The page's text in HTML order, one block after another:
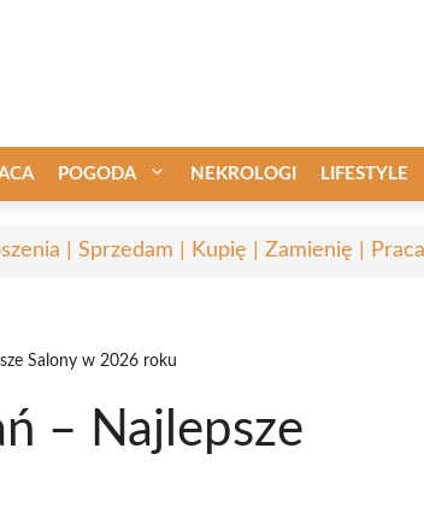
POGODA NEKROLOGI LIFESTYLE
| Sprzedam | Kupię | Zamienię | Praca
Salony w 2026 roku
– Najlepsze